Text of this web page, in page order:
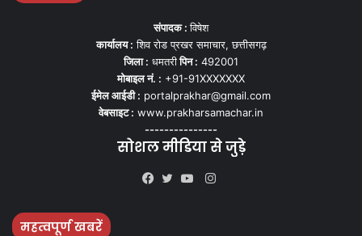
संपादक :विषेश
कार्यालय : शिव रोड प्रखर समाचार, छत्तीसगढ़
जिला : धमतरीपिन : 492001
मोबाइल नं. : +91-91XXXXXXX
ईमेल आईडी : portalprakhar@gmail.com
वेबसाइट : www.prakharsamachar.in
---------------
सोशल मीडिया से जुड़े
Instagram
महत्वपूर्ण खबरें